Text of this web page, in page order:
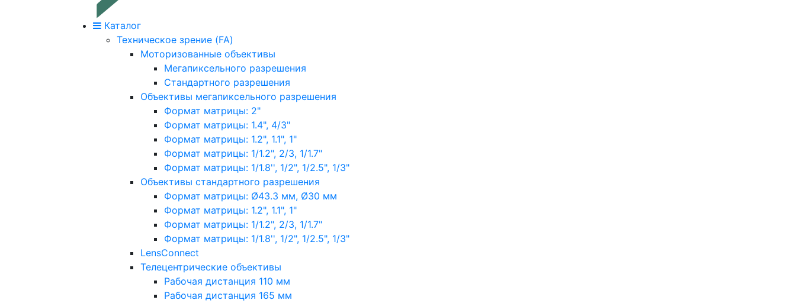
Каталог
Техническое зрение (FA)
Моторизованные объективы
Мегапиксельного разрешения
Стандартного разрешения
Объективы мегапиксельного разрешения
Формат матрицы: 2"
Формат матрицы: 1.4", 4/3"
Формат матрицы: 1.2", 1.1", 1"
Формат матрицы: 1/1.2", 2/3, 1/1.7"
Формат матрицы: 1/1.8'', 1/2", 1/2.5", 1/3"
Объективы стандартного разрешения
Формат матрицы: Ø43.3 мм, Ø30 мм
Формат матрицы: 1.2", 1.1", 1"
Формат матрицы: 1/1.2", 2/3, 1/1.7"
Формат матрицы: 1/1.8'', 1/2", 1/2.5", 1/3"
LensConnect
Телецентрические объективы
Рабочая дистанция 110 мм
Рабочая дистанция 165 мм